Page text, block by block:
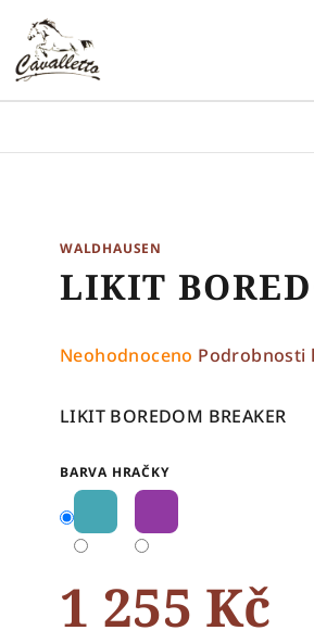
WALDHAUSEN
LIKIT
Průměrné
produktu
z
5
hvězdiček.
Neohodnoceno Podrobnosti
LIKIT BOREDOM BREAKER
BARVA HRAČKY
1 255 Kč